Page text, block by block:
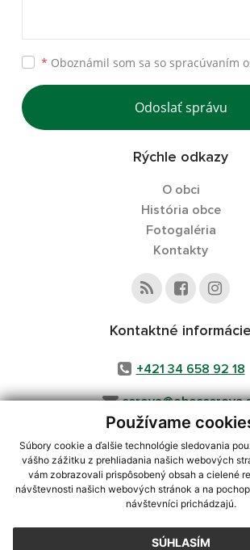
Používame
Súbory cookie a ďalšie technológie sledovania
vášho zážitku z prehliadania našich webových
vám zobrazovali prispôsobený obsah a cielené
návštevnosti našich webových stránok a na
návštevníci prichádzajú.
SÚHLASÍM
* Oboznámil som sa so spracúvaním
Odoslať správu
Rýchle odkazy
O obci
História obce
Fotogaléria
Kontakty
Kontaktné informácie
+421 34 658 92 18
využite možnosť získavania aktuálnych
CMS systém (redakčný) systém ECHELON 2,
webex.digital, s.r.o.,domény,